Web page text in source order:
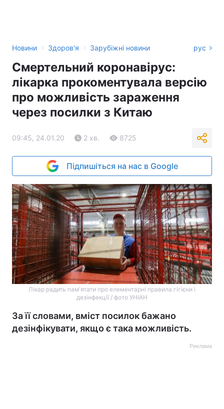
Новини › Здоров'я › Зарубіжні новини рус
Смертельний коронавірус:
лікарка прокоментувала версію
про можливість зараження
через посилки з Китаю
09:45, 24.01.20 2 хв. 8725
Підпишіться на нас в Google
Лікар радить пам'ятати про елементарні правила гігієни і
дезінфекції / фото УНІАН
За її словами, вміст посилок бажано
дезінфікувати, якщо є така можливість.
Реклама